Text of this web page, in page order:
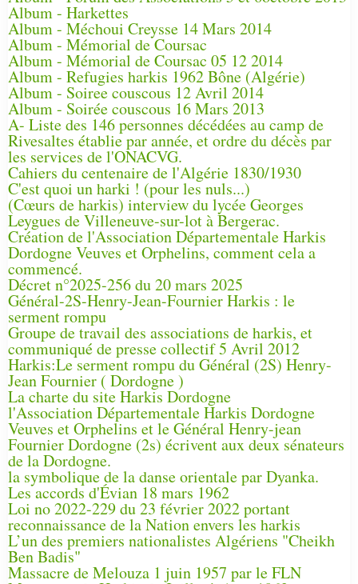
Album - Harkettes
Album - Méchoui Creysse 14 Mars 2014
Album - Mémorial de Coursac
Album - Mémorial de Coursac 05 12 2014
Album - Refugies harkis 1962 Bône (Algérie)
Album - Soiree couscous 12 Avril 2014
Album - Soirée couscous 16 Mars 2013
A- Liste des 146 personnes décédées au camp de
Rivesaltes établie par année, et ordre du décès par
les services de l'ONACVG.
Cahiers du centenaire de l'Algérie 1830/1930
C'est quoi un harki ! (pour les nuls...)
(Cœurs de harkis) interview du lycée Georges
Leygues de Villeneuve-sur-lot à Bergerac.
Création de l'Association Départementale Harkis
Dordogne Veuves et Orphelins, comment cela a
commencé.
Décret n°2025-256 du 20 mars 2025
Général-2S-Henry-Jean-Fournier Harkis : le
serment rompu
Groupe de travail des associations de harkis, et
communiqué de presse collectif 5 Avril 2012
Harkis:Le serment rompu du Général (2S) Henry-
Jean Fournier ( Dordogne )
La charte du site Harkis Dordogne
l'Association Départementale Harkis Dordogne
Veuves et Orphelins et le Général Henry-jean
Fournier Dordogne (2s) écrivent aux deux sénateurs
de la Dordogne.
la symbolique de la danse orientale par Dyanka.
Les accords d'Évian 18 mars 1962
Loi no 2022-229 du 23 février 2022 portant
reconnaissance de la Nation envers les harkis
L’un des premiers nationalistes Algériens "Cheikh
Ben Badis"
Massacre de Melouza 1 juin 1957 par le FLN